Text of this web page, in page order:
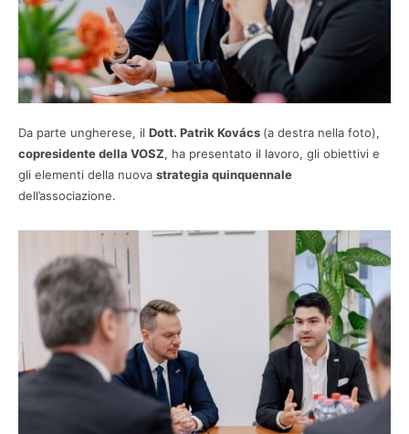
Da parte ungherese, il Dott. Patrik Kovács (a destra nella foto),
copresidente della VOSZ, ha presentato il lavoro, gli obiettivi e
gli elementi della nuova strategia quinquennale
dell’associazione.